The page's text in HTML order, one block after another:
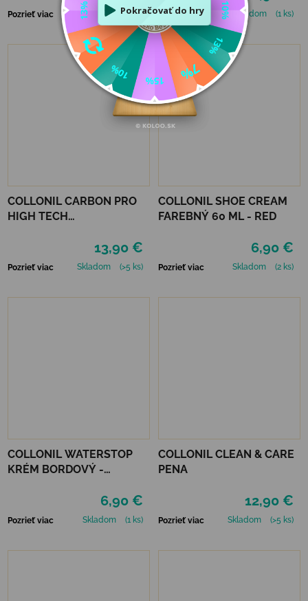
Pozrieť viac Skladom (>5 ks) Pozrieť viac Skladom (1 ks)
COLLONIL CARBON PRO
HIGH TECH
13,90 €
Pozrieť viac Skladom (>5 ks)
COLLONIL SHOE CREAM
FAREBNÝ 60 ML - RED
6,90 €
Pozrieť viac Skladom (2 ks)
COLLONIL WATERSTOP
KRÉM BORDOVÝ -
6,90 €
Pozrieť viac Skladom (1 ks)
COLLONIL CLEAN & CARE
PENA
12,90 €
Pozrieť viac Skladom (>5 ks)